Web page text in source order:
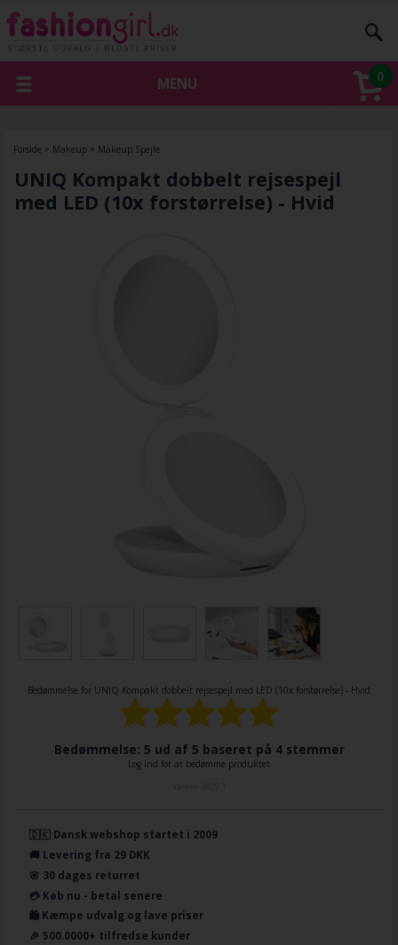
0
MENU
Forside » Makeup» Makeup Spejle
UNIQ Kompakt dobbelt rejsespejl
med LED (10x forstørrelse) - Hvid
Bedømmelse for UNIQ Kompakt dobbelt rejsespejl med LED (10x forstørrelse) - Hvid
Bedømmelse: 5 ud af 5 baseret på 4stemmer
Log ind for at bedømme produktet
🇩🇰 Dansk webshop startet i 2009
🚚 Levering fra 29 DKK
🌸 30 dages returret
💳 Køb nu - betal senere
🛍️ Kæmpe udvalg og lave priser
🎉 500.0000+ tilfredse kunder